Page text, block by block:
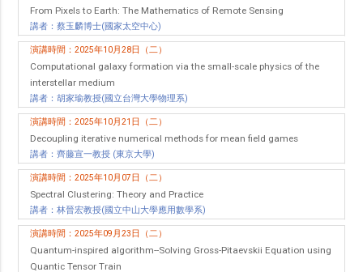
From Pixels to Earth: The Mathematics of Remote Sensing
講者：蔡玉麟博士(國家太空中心)
演講時間：2025年10月28日（二）
Computational galaxy formation via the small-scale physics of the
interstellar medium
講者：胡家瑜教授(國立台灣大學物理系)
演講時間：2025年10月21日（二）
Decoupling iterative numerical methods for mean field games
講者：齊藤宣一教授 (東京大學)
演講時間：2025年10月07日（二）
Spectral Clustering: Theory and Practice
講者：林晉宏教授(國立中山大學應用數學系)
演講時間：2025年09月23日（二）
Quantum-inspired algorithm--Solving Gross-Pitaevskii Equation using
Quantic Tensor Train